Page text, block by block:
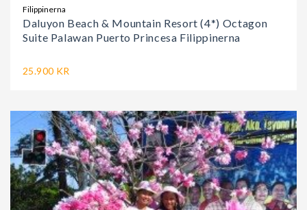
Filippinerna
Daluyon Beach & Mountain Resort (4*) Octagon
Suite Palawan Puerto Princesa Filippinerna
25.900 KR